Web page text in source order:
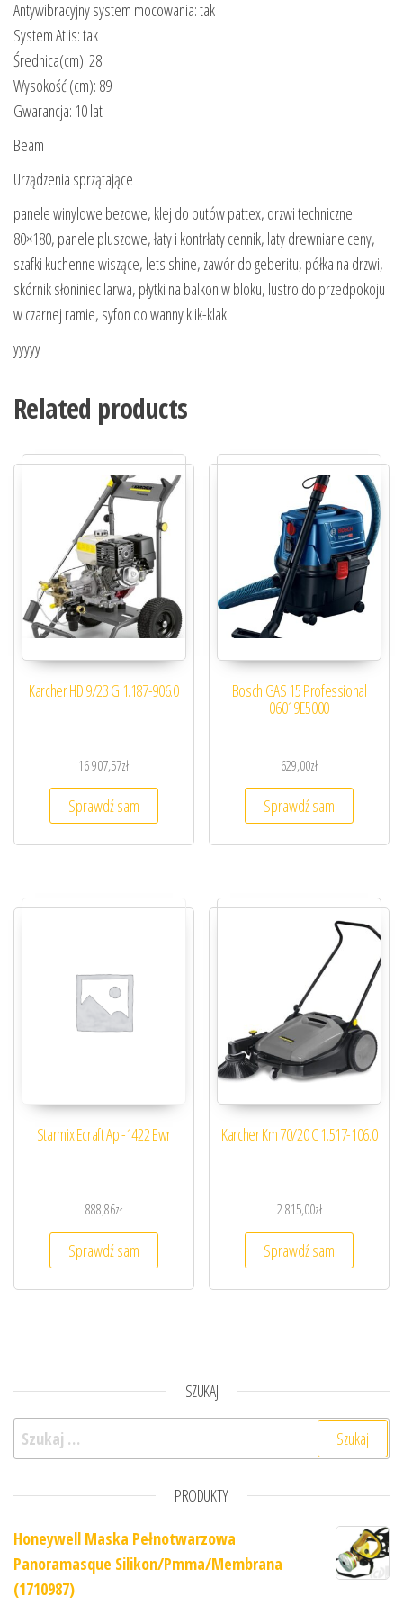
Antywibracyjny system mocowania: tak
System Atlis: tak
Średnica(cm): 28
Wysokość (cm): 89
Gwarancja: 10 lat
Beam
Urządzenia sprzątające
panele winylowe bezowe, klej do butów pattex, drzwi techniczne
80×180, panele pluszowe, łaty i kontrłaty cennik, laty drewniane ceny,
szafki kuchenne wiszące, lets shine, zawór do geberitu, półka na drzwi,
skórnik słoniniec larwa, płytki na balkon w bloku, lustro do przedpokoju
w czarnej ramie, syfon do wanny klik-klak
yyyyy
Related products
Karcher HD 9/23 G 1.187-906.0
16 907,57zł
Sprawdź sam
Bosch GAS 15 Professional
06019E5000
629,00zł
Sprawdź sam
Starmix Ecraft Apl-1422 Ewr
888,86zł
Sprawdź sam
Karcher Km 70/20 C 1.517-106.0
2 815,00zł
Sprawdź sam
SZUKAJ
Szukaj:
PRODUKTY
Honeywell Maska Pełnotwarzowa
Panoramasque Silikon/Pmma/Membrana
(1710987)